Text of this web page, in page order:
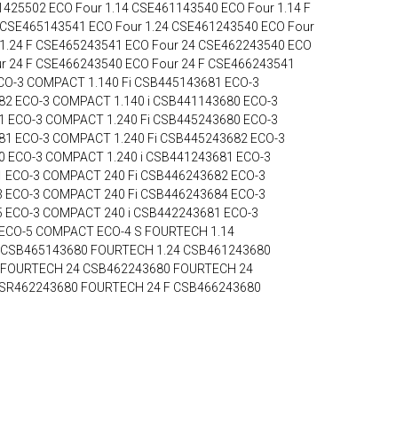
ECO Four 1.14 CSE461143540 ECO Four 1.14 F
ECO Four 1.24 CSE461243540 ECO Four
F CSE465243541 ECO Four 24 CSE462243540 ECO
24 F CSE466243540 ECO Four 24 F CSE466243541
3 COMPACT 1.140 Fi CSB445143681 ECO-3
ECO-3 COMPACT 1.140 i CSB441143680 ECO-3
3 COMPACT 1.240 Fi CSB445243680 ECO-3
ECO-3 COMPACT 1.240 Fi CSB445243682 ECO-3
3 COMPACT 1.240 i CSB441243681 ECO-3
3 COMPACT 240 Fi CSB446243682 ECO-3
3 COMPACT 240 Fi CSB446243684 ECO-3
3 COMPACT 240 i CSB442243681 ECO-3
5 COMPACT ECO-4 S FOURTECH 1.14
FOURTECH 1.24 CSB461243680
24 CSB462243680 FOURTECH 24
FOURTECH 24 F CSB466243680